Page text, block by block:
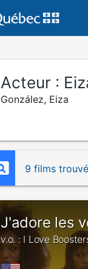
Acteur :
González, Eiza
9 films
J'adore les
v.o. : I Love